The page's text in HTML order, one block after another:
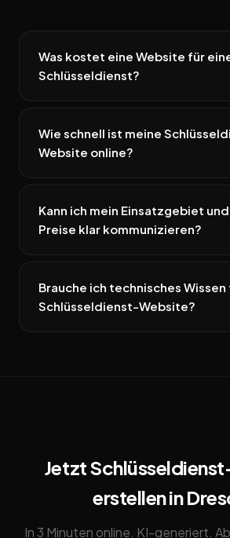
Was kostet eine Website für
Schlüsseldienst?
Wie schnell ist meine
Website online?
Kann ich mein Einsatzgebiet
Preise klar kommunizieren?
Brauche ich technisches
Schlüsseldienst-Website?
Jetzt
erstellen in
In 3 Minuten online. KI-generiert.